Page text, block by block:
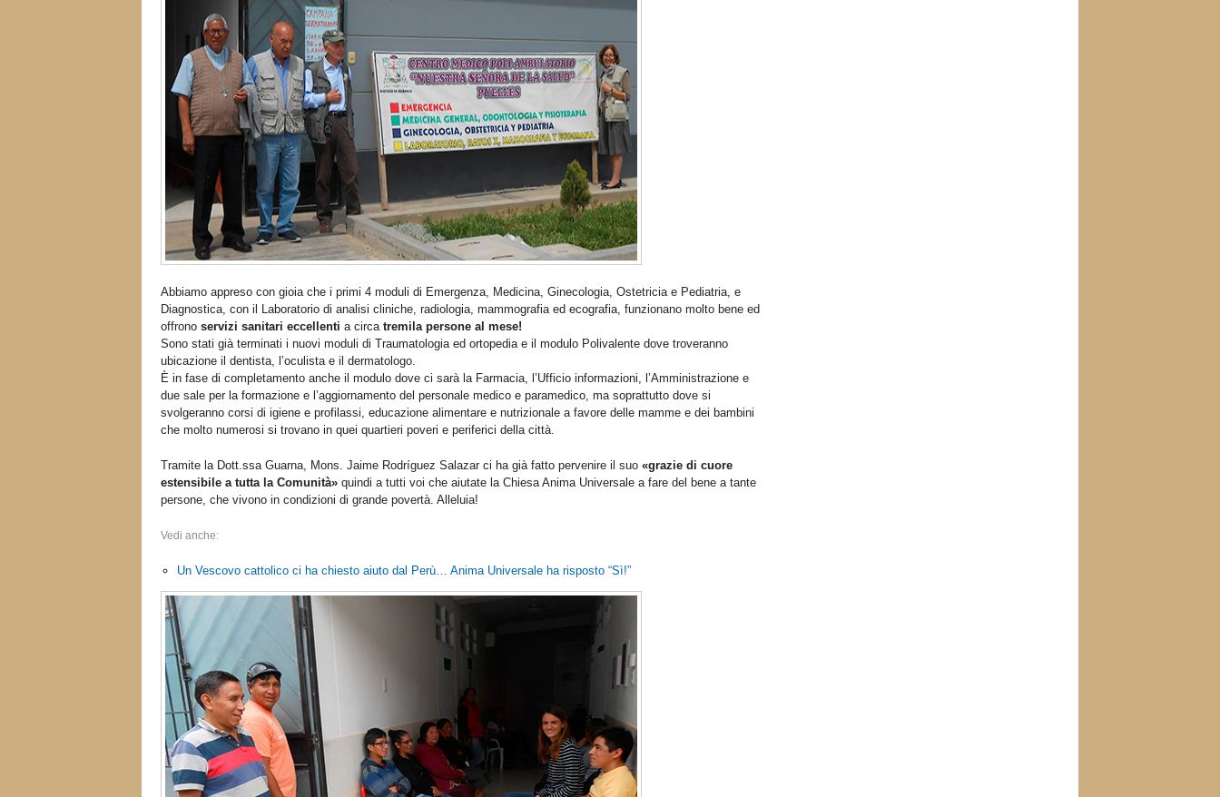
Abbiamo appreso con gioia che i primi 4 moduli di Emergenza, Medicina, Ginecologia, Ostetricia e Pediatria, e
Diagnostica, con il Laboratorio di analisi cliniche, radiologia, mammografia ed ecografia, funzionano molto bene ed
offrono servizi sanitari eccellenti a circa tremila persone al mese!
Sono stati già terminati i nuovi moduli di Traumatologia ed ortopedia e il modulo Polivalente dove troveranno
ubicazione il dentista, l’oculista e il dermatologo.
È in fase di completamento anche il modulo dove ci sarà la Farmacia, l’Ufficio informazioni, l’Amministrazione e
due sale per la formazione e l’aggiornamento del personale medico e paramedico, ma soprattutto dove si
svolgeranno corsi di igiene e profilassi, educazione alimentare e nutrizionale a favore delle mamme e dei bambini
che molto numerosi si trovano in quei quartieri poveri e periferici della città.
Tramite la Dott.ssa Guarna, Mons. Jaime Rodríguez Salazar ci ha già fatto pervenire il suo «grazie di cuore
estensibile a tutta la Comunità» quindi a tutti voi che aiutate la Chiesa Anima Universale a fare del bene a tante
persone, che vivono in condizioni di grande povertà. Alleluia!
Vedi anche:
Un Vescovo cattolico ci ha chiesto aiuto dal Perù… Anima Universale ha risposto “Sì!”